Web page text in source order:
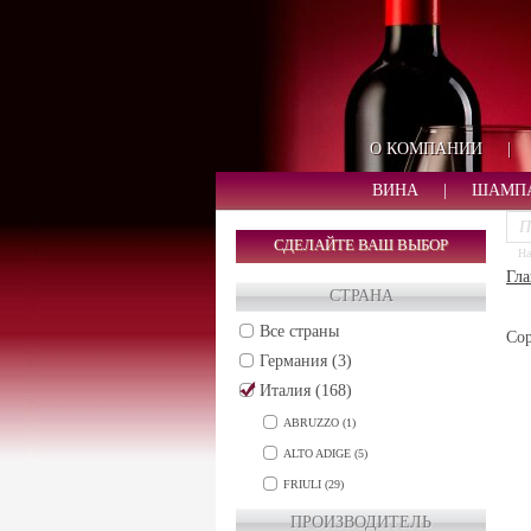
О КОМПАНИИ |
ВИНА
СДЕЛАЙТЕ ВАШ ВЫБОР
СТРАНА
Все страны
Германия (3)
Италия (168)
ABRUZZO (1)
ALTO ADIGE (5)
FRIULI (29)
MARCHE (14)
ПРОИЗВОДИТЕЛЬ